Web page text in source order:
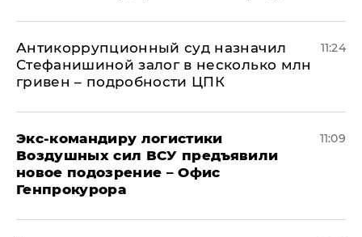
Антикоррупционный суд назначил
Стефанишиной залог в несколько млн
гривен – подробности ЦПК
11:24
Экс-командиру логистики
Воздушных сил ВСУ предъявили
новое подозрение – Офис
Генпрокурора
11:09